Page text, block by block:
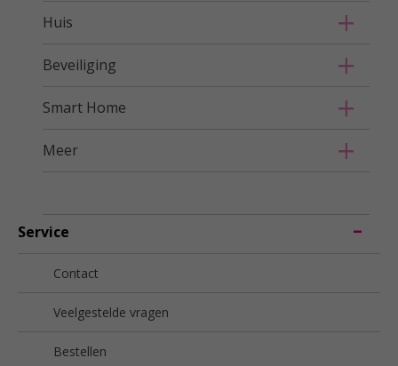
Huis
Beveiliging
Smart Home
Meer
Service
Contact
Veelgestelde vragen
Bestellen